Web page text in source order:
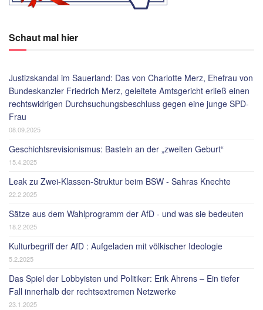
Schaut mal hier
Justizskandal im Sauerland: Das von Charlotte Merz, Ehefrau von
Bundeskanzler Friedrich Merz, geleitete Amtsgericht erließ einen
rechtswidrigen Durchsuchungsbeschluss gegen eine junge SPD-
Frau
08.09.2025
Geschichtsrevisionismus: Basteln an der „zweiten Geburt“
15.4.2025
Leak zu Zwei-Klassen-Struktur beim BSW - Sahras Knechte
22.2.2025
Sätze aus dem Wahlprogramm der AfD - und was sie bedeuten
18.2.2025
Kulturbegriff der AfD : Aufgeladen mit völkischer Ideologie
5.2.2025
Das Spiel der Lobbyisten und Politiker: Erik Ahrens – Ein tiefer
Fall innerhalb der rechtsextremen Netzwerke
23.1.2025